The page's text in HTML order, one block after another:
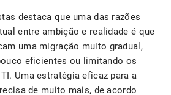
destaca que uma das razões
entre ambição e realidade é que
uma migração muito gradual,
eficientes ou limitando os
Uma estratégia eficaz para a
de muito mais, de acordo